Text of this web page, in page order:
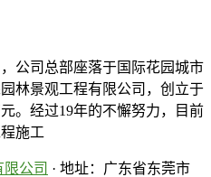
公司总部座落于国际花园城市
林景观工程有限公司，创立于
。经过19年的不懈努力，目前
施工
公司 · 地址：广东省东莞市